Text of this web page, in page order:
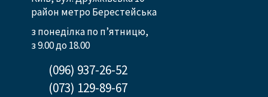
район метро Берестейська
з понеділка по п’ятницю,
з 9.00 до 18.00
(096) 937-26-52
(073) 129-89-67